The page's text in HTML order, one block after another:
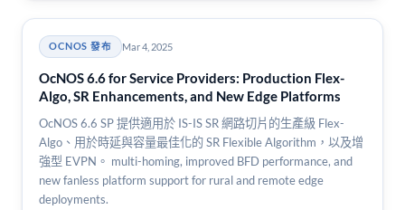
OCNOS 發布 Mar 4, 2025
OcNOS 6.6 for Service Providers: Production Flex-
Algo, SR Enhancements, and New Edge Platforms
OcNOS 6.6 SP 提供適用於 IS-IS SR 網路切片的生產級 Flex-
Algo、用於時延與容量最佳化的 SR Flexible Algorithm，以及增
強型 EVPN。 multi-homing, improved BFD performance, and
new fanless platform support for rural and remote edge
deployments.